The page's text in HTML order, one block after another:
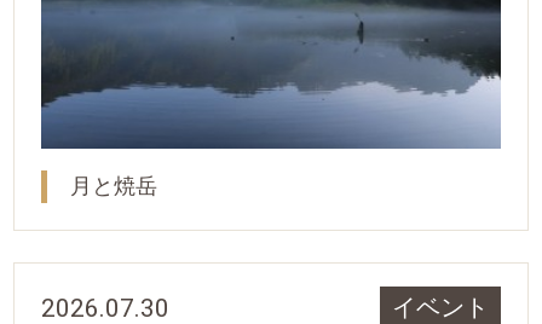
月と焼岳
2026.07.30 イベント